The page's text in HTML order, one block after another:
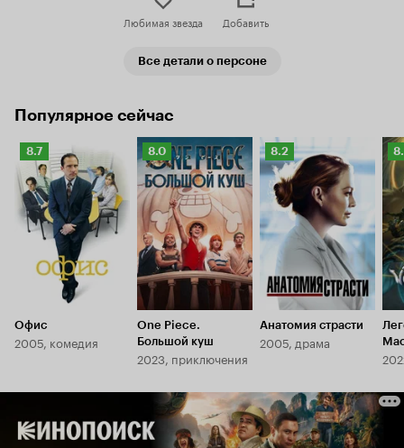
Любимая звезда Добавить
Все детали о персоне
Популярное сейчас
Рейтинг
Кинопоиска
8.7
8.7
Офис
2005, комедия
Рейтинг
Кинопоиска
8.0
8.0
One Piece.
Большой куш
2023, приключения
Рейтинг
Кинопоиска
8.2
8.2
Анатомия страсти
2005, драма